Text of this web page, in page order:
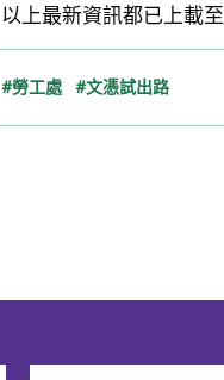
以上最新資訊都已上載至
#勞工處 #文憑試出路